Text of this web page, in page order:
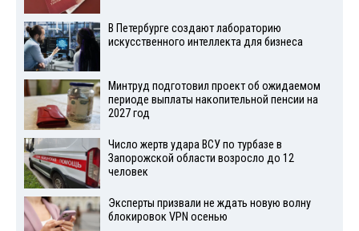
В Петербурге создают лабораторию
искусственного интеллекта для бизнеса
Минтруд подготовил проект об ожидаемом
периоде выплаты накопительной пенсии на
2027 год
Число жертв удара ВСУ по турбазе в
Запорожской области возросло до 12
человек
Эксперты призвали не ждать новую волну
блокировок VPN осенью